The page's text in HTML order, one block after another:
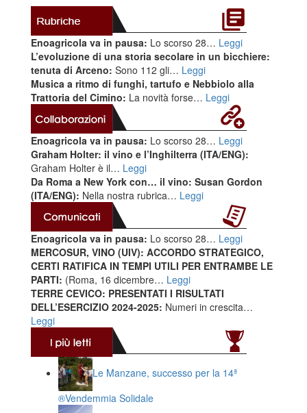
Enoagricola va in pausa: Lo scorso 28… Leggi
L’evoluzione di una storia secolare in un bicchiere:
tenuta di Arceno: Sono 112 gli… Leggi
Musica a ritmo di funghi, tartufo e Nebbiolo alla
Trattoria del Cimino: La novità forse… Leggi
Enoagricola va in pausa: Lo scorso 28… Leggi
Graham Holter: il vino e l’Inghilterra (ITA/ENG):
Graham Holter è il… Leggi
Da Roma a New York con… il vino: Susan Gordon
(ITA/ENG): Nella nostra rubrica… Leggi
Enoagricola va in pausa: Lo scorso 28… Leggi
MERCOSUR, VINO (UIV): ACCORDO STRATEGICO,
CERTI RATIFICA IN TEMPI UTILI PER ENTRAMBE LE
PARTI: (Roma, 16 dicembre… Leggi
TERRE CEVICO: PRESENTATI I RISULTATI
DELL’ESERCIZIO 2024-2025: Numeri in crescita…
Leggi
Le Manzane, successo per la 14ª
®️Vendemmia Solidale